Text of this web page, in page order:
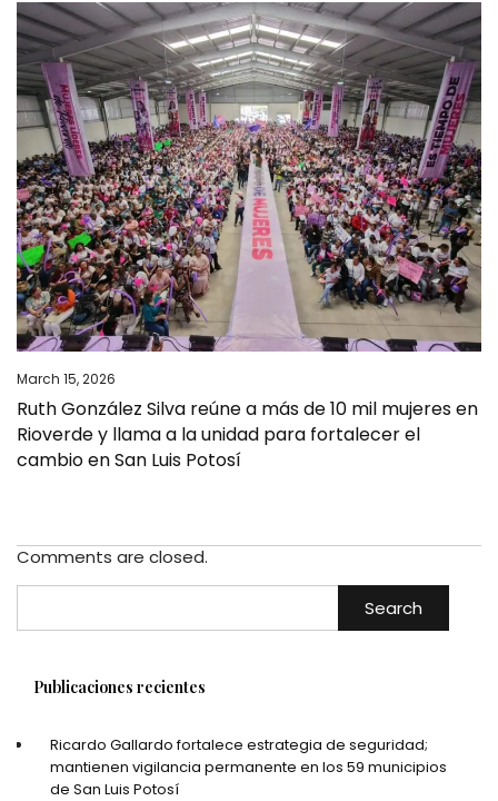
March 15, 2026
Ruth González Silva reúne a más de 10 mil mujeres en
Rioverde y llama a la unidad para fortalecer el
cambio en San Luis Potosí
Comments are closed.
Search
Publicaciones recientes
Ricardo Gallardo fortalece estrategia de seguridad;
mantienen vigilancia permanente en los 59 municipios
de San Luis Potosí